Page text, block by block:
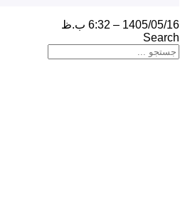
1405/05/16 – 6:32 ب.ظ
Search